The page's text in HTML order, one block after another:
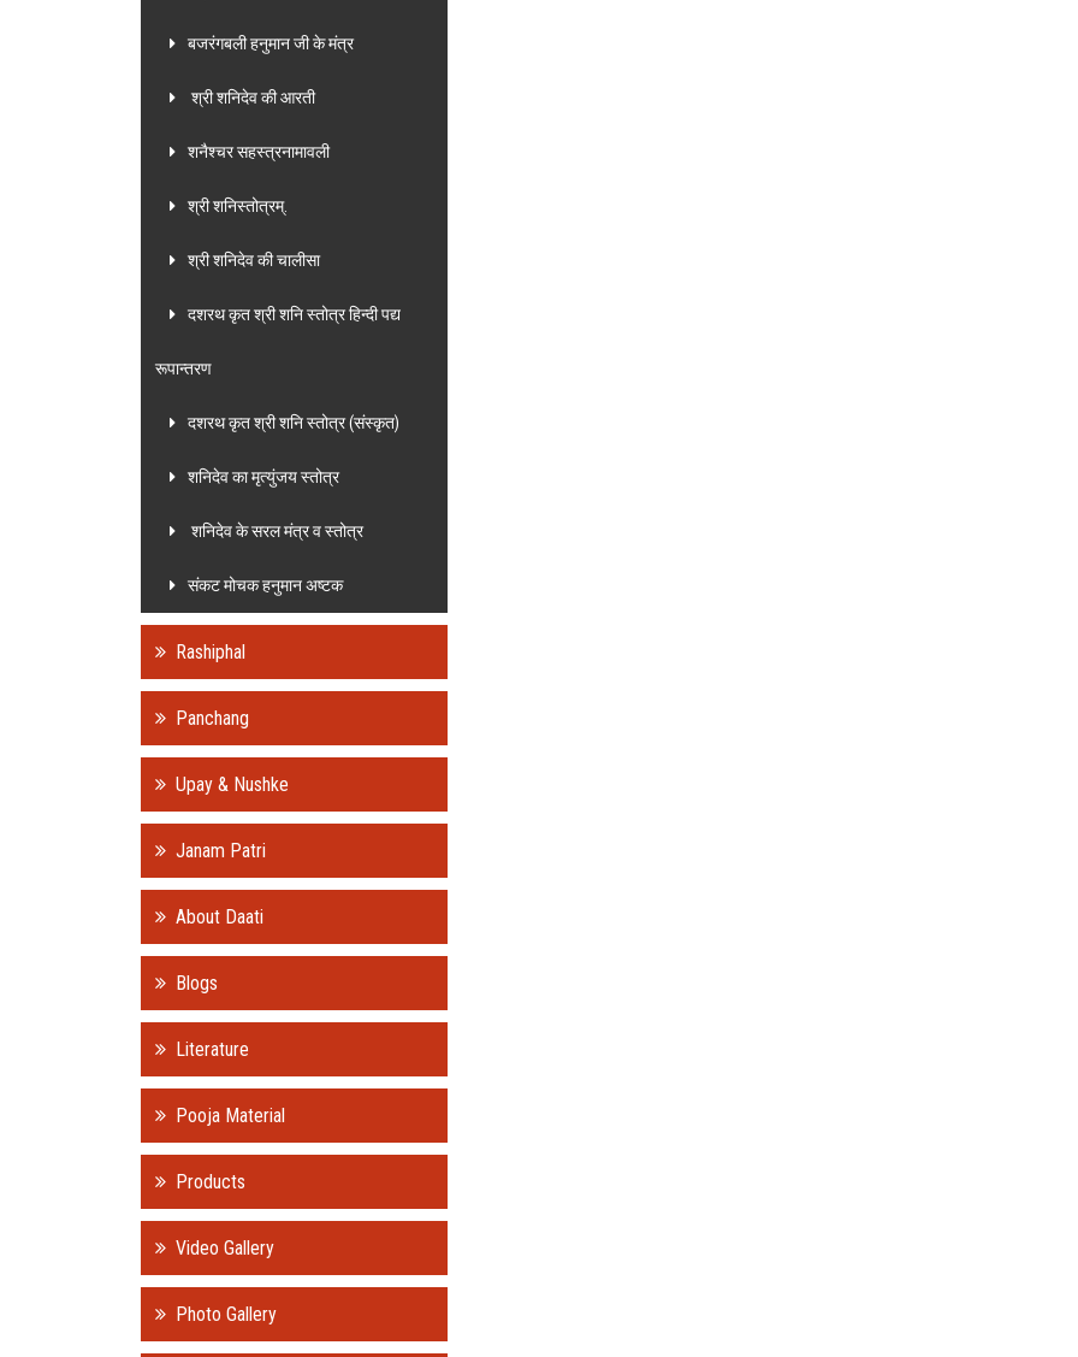
बजरंगबली हनुमान जी के मंत्र
श्री शनिदेव की आरती
शनैश्चर सहस्त्रनामावली
श्री शनिस्तोत्रम्.
श्री शनिदेव की चालीसा
दशरथ कृत श्री शनि स्तोत्र हिन्दी पद्य
रूपान्तरण
दशरथ कृत श्री शनि स्तोत्र (संस्कृत)
शनिदेव का मृत्युंजय स्तोत्र
शनिदेव के सरल मंत्र व स्तोत्र
संकट मोचक हनुमान अष्टक
Rashiphal
Panchang
Upay & Nushke
Janam Patri
About Daati
Blogs
Literature
Pooja Material
Products
Video Gallery
Photo Gallery